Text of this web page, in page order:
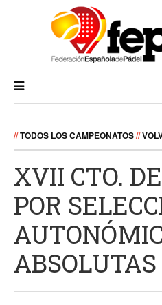
//TODOS LOS CAMPEONATOS//
XVII CTO.
POR
ABSOLUTAS